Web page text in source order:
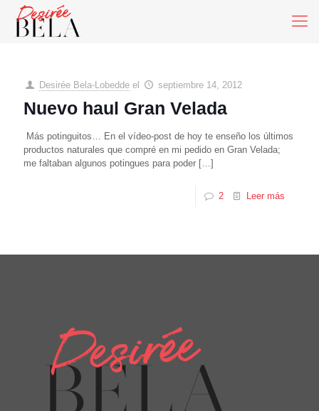
Desirée Bela-Lobedde el septiembre 14, 2012
Nuevo haul Gran Velada
Más potinguitos… En el vídeo-post de hoy te enseño los últimos
productos naturales que compré en mi pedido en Gran Velada;
me faltaban algunos potingues para poder […]
2 Leer más